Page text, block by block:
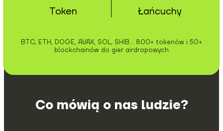
Token Łańcuchy
BTC, ETH, DOGE, AVAX, SOL, SHIB... 800+ tokenów i 50+
blockchainów do gier airdropowych
Co mówią o nas ludzie?